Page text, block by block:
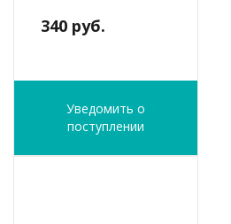
340 руб.
Уведомить о
поступлении